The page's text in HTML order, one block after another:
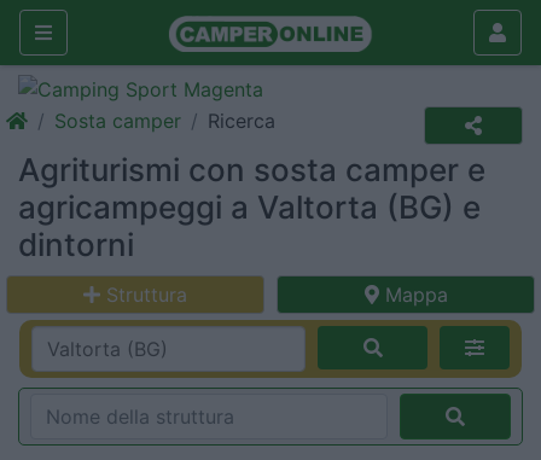
Sosta camper Ricerca
Agriturismi con sosta camper e
agricampeggi a Valtorta (BG) e
dintorni
Struttura Mappa